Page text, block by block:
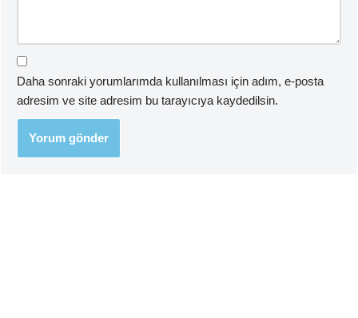
Daha sonraki yorumlarımda kullanılması için adım, e-posta
adresim ve site adresim bu tarayıcıya kaydedilsin.